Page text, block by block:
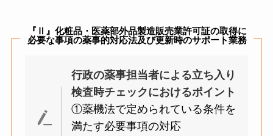
『Ⅱ』化粧品・医薬部外品製造販売業許可証の取得に
必要な事項の薬事的対応法及び更新時のサポート業務
行政の薬事担当者による立ち入り
検査時チェックにおけるポイント
①薬機法で定められている条件を
満たす必要事項の対応